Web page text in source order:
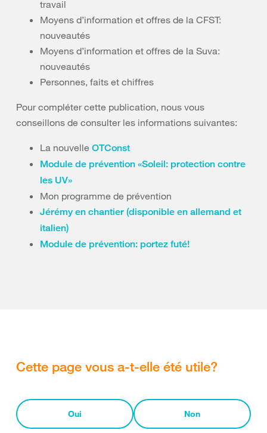
travail
Moyens d’information et offres de la CFST:
nouveautés
Moyens d’information et offres de la Suva:
nouveautés
Personnes, faits et chiffres
Pour compléter cette publication, nous vous
conseillons de consulter les informations suivantes:
La nouvelle OTConst
Module de prévention «Soleil: protection contre
les UV»
Mon programme de prévention
Jérémy en chantier (disponible en allemand et
italien)
Module de prévention: portez futé!
Cette page vous a-t-elle été utile?
Oui Non